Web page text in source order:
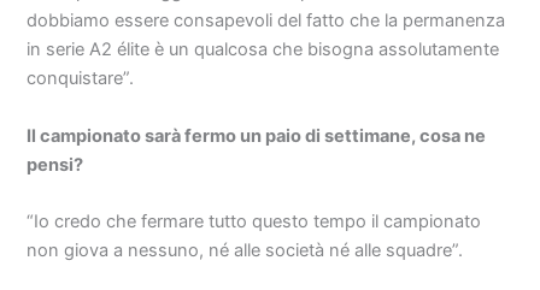
dobbiamo essere consapevoli del fatto che la permanenza
in serie A2 élite è un qualcosa che bisogna assolutamente
conquistare”.
Il campionato sarà fermo un paio di settimane, cosa ne
pensi?
“Io credo che fermare tutto questo tempo il campionato
non giova a nessuno, né alle società né alle squadre”.